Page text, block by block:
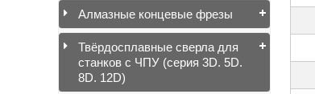
Алмазные концевые фрезы
Твёрдосплавные сверла для
станков с ЧПУ (серия 3D. 5D.
8D. 12D)